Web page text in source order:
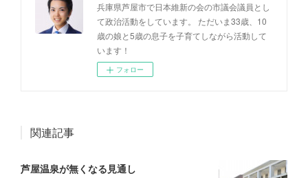
兵庫県芦屋市で日本維新の会の市議会議員とし
て政治活動をしています。 ただいま33歳、10
歳の娘と5歳の息子を子育てしながら活動して
います！
フォロー
関連記事
芦屋温泉が無くなる見通し